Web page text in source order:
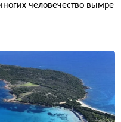
человечество вымре